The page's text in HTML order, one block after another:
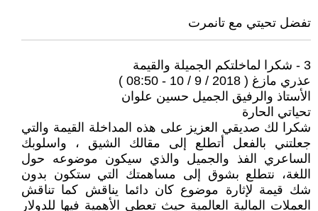
تفضل تحيتي مع تانمرت
3 - شكرا لماخلتكم الجميلة والقيمة
عذري مازغ ( 2018 / 9 / 10 - 08:50 )
الأستاذ والرفيق الجميل حسين علوان
تحياتي الحارة
شكرا لك صديقي العزيز على هذه المداخلة القيمة والتي
جعلتني بالفعل أتطلع إلى مقالك الشيق ، واسلوبك
الساعري الفذ والجميل والذي سيكون موضوعه حول
اللغة، نتطلع بشوق إلى مساهمتك التي ستكون بدون
شك قيمة لإثارة موضوع كان دائما يناقش كما تناقش
العملات المالية العالمية حيث تعطى الأهمية فيها للدولار